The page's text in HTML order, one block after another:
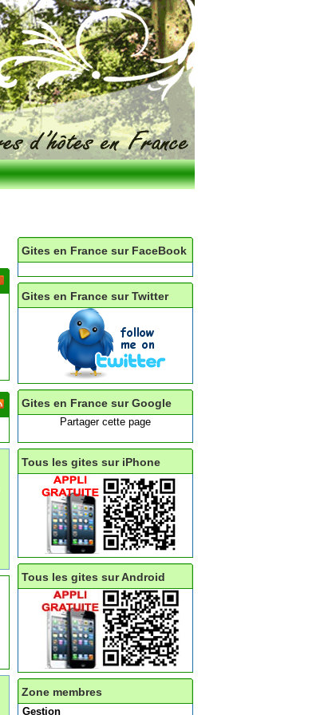
Gites en France sur FaceBook
Gites en France sur Twitter
Gites en France sur Google
Partager cette page
Tous les gites sur iPhone
Tous les gites sur Android
Zone membres
Gestion